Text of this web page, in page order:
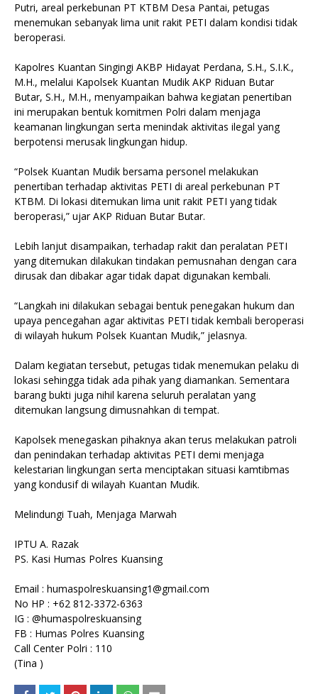
Putri, areal perkebunan PT KTBM Desa Pantai, petugas
menemukan sebanyak lima unit rakit PETI dalam kondisi tidak
beroperasi.
Kapolres Kuantan Singingi AKBP Hidayat Perdana, S.H., S.I.K.,
M.H., melalui Kapolsek Kuantan Mudik AKP Riduan Butar
Butar, S.H., M.H., menyampaikan bahwa kegiatan penertiban
ini merupakan bentuk komitmen Polri dalam menjaga
keamanan lingkungan serta menindak aktivitas ilegal yang
berpotensi merusak lingkungan hidup.
“Polsek Kuantan Mudik bersama personel melakukan
penertiban terhadap aktivitas PETI di areal perkebunan PT
KTBM. Di lokasi ditemukan lima unit rakit PETI yang tidak
beroperasi,” ujar AKP Riduan Butar Butar.
Lebih lanjut disampaikan, terhadap rakit dan peralatan PETI
yang ditemukan dilakukan tindakan pemusnahan dengan cara
dirusak dan dibakar agar tidak dapat digunakan kembali.
“Langkah ini dilakukan sebagai bentuk penegakan hukum dan
upaya pencegahan agar aktivitas PETI tidak kembali beroperasi
di wilayah hukum Polsek Kuantan Mudik,” jelasnya.
Dalam kegiatan tersebut, petugas tidak menemukan pelaku di
lokasi sehingga tidak ada pihak yang diamankan. Sementara
barang bukti juga nihil karena seluruh peralatan yang
ditemukan langsung dimusnahkan di tempat.
Kapolsek menegaskan pihaknya akan terus melakukan patroli
dan penindakan terhadap aktivitas PETI demi menjaga
kelestarian lingkungan serta menciptakan situasi kamtibmas
yang kondusif di wilayah Kuantan Mudik.
Melindungi Tuah, Menjaga Marwah
IPTU A. Razak
PS. Kasi Humas Polres Kuansing
Email : humaspolreskuansing1@gmail.com
No HP : +62 812-3372-6363
IG : @humaspolreskuansing
FB : Humas Polres Kuansing
Call Center Polri : 110
(Tina )